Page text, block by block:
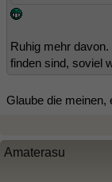
Ruhig mehr
finden sind, soviel
Glaube die meinen,
Amaterasu